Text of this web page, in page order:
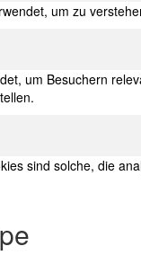
um zu
um Besuchern
sind solche, die